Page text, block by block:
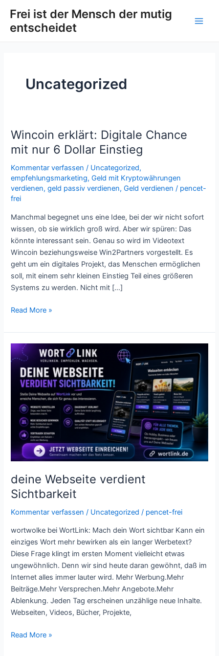
Inhalt
springen
Frei ist der Mensch der mutig
entscheidet
Uncategorized
Wincoin erklärt: Digitale Chance
mit nur 6 Dollar Einstieg
Kommentar verfassen / Uncategorized,
empfehlungsmarketing,Geld mit Kryptowährungen
verdienen,geld passiv verdienen,Geld verdienen / pencet-
frei
Manchmal begegnet uns eine Idee, bei der wir nicht sofort
wissen, ob sie wirklich groß wird. Aber wir spüren: Das
könnte interessant sein. Genau so wird im Videotext
Wincoin beziehungsweise Win2Partners vorgestellt. Es
geht um ein digitales Projekt, das Menschen ermöglichen
soll, mit einem sehr kleinen Einstieg Teil eines größeren
Systems zu werden. Nicht mit […]
Wincoin
erklärt:
Digitale
Chance
mit
nur
6
Dollar
Einstieg
Read More »
deine Webseite verdient
Sichtbarkeit
Kommentar verfassen / Uncategorized / pencet-frei
wortwolke bei WortLink: Mach dein Wort sichtbar Kann ein
einziges Wort mehr bewirken als ein langer Werbetext?
Diese Frage klingt im ersten Moment vielleicht etwas
ungewöhnlich. Denn wir sind heute daran gewöhnt, daß im
Internet alles immer lauter wird. Mehr Werbung.Mehr
Beiträge.Mehr Versprechen.Mehr Angebote.Mehr
Ablenkung. Jeden Tag erscheinen unzählige neue Inhalte.
Webseiten, Videos, Bücher, Projekte,
deine
Webseite
verdient
Sichtbarkeit
Read More »
pagination